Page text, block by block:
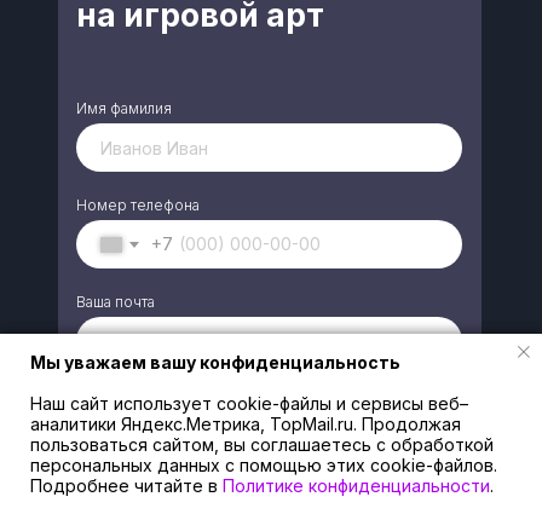
на игровой арт
Имя фамилия
Номер телефона
+7
Ваша почта
Удобный вид связи
WhatsApp
Max
Мы уважаем вашу конфиденциальность
Наш сайт использует cookie-файлы и сервисы веб–
аналитики (например, Яндекс.Метрика). Продолжая
пользоваться сайтом, вы соглашаетесь с обработкой
персональных данных с помощью этих cookie-файлов.
Подробнее читайте в Политике конфиденциальности.
Мы уважаем вашу конфиденциальность
Наш сайт использует cookie-файлы и сервисы веб–
аналитики Яндекс.Метрика, TopMail.ru. Продолжая
пользоваться сайтом, вы соглашаетесь с обработкой
персональных данных с помощью этих cookie-файлов.
Подробнее читайте в Политике конфиденциальности.